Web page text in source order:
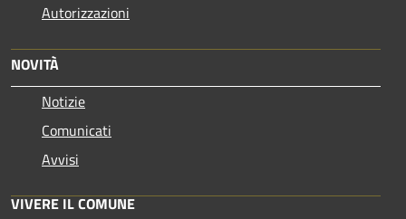
Autorizzazioni
NOVITÀ
Notizie
Comunicati
Avvisi
VIVERE IL COMUNE